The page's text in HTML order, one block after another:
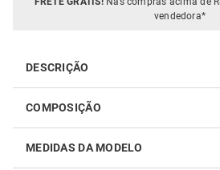
vendedora*
DESCRIÇÃO
COMPOSIÇÃO
MEDIDAS DA MODELO